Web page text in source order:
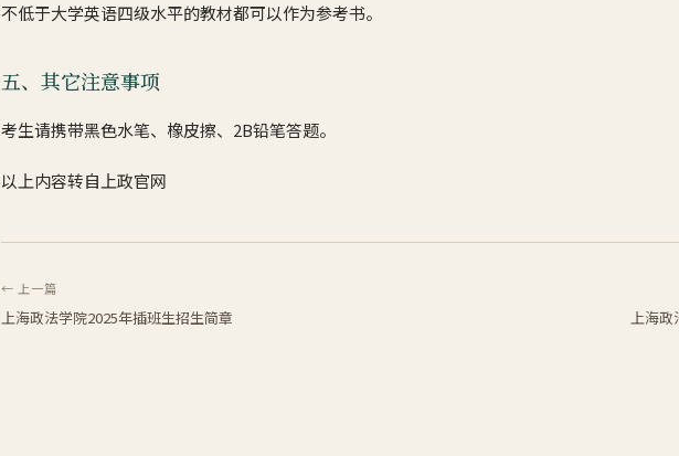
不低于大学英语四级水平的教材都可以作为参考书。
五、其它注意事项
考生请携带黑色水笔、橡皮擦、2B铅笔答题。
以上内容转自上政官网
← 上一篇
上海政法学院2025年插班生招生简章 上海政